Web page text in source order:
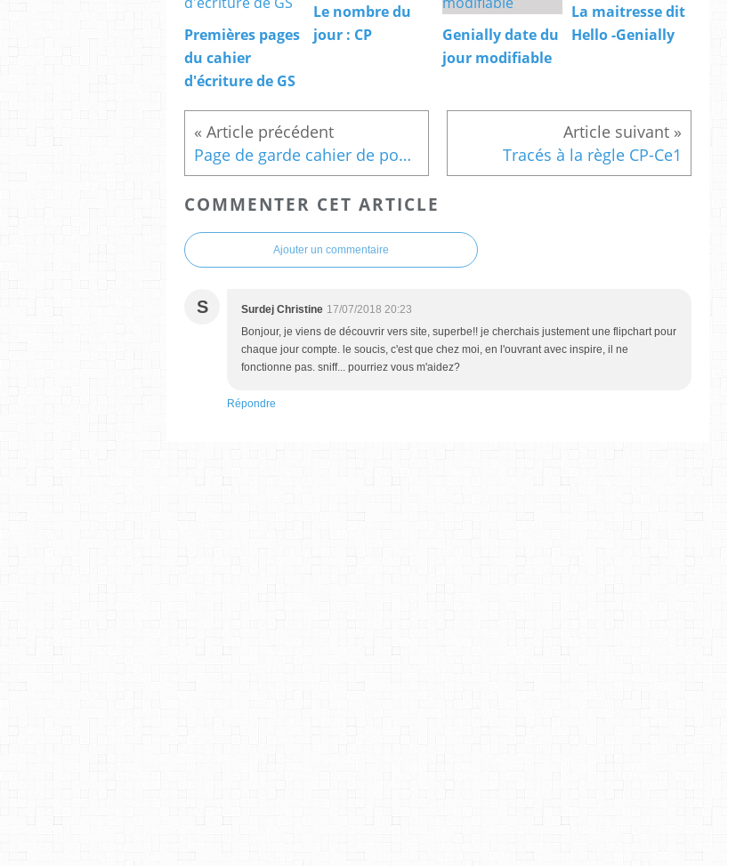
Premières pages
du cahier
d'écriture de GS
Le nombre du
jour : CP
Genially date du
jour modifiable
La maitresse dit
Hello -Genially
Page de garde cahier de poésie CP - Ce1 Tracés à la règle CP-Ce1
COMMENTER CET ARTICLE
Ajouter un commentaire
S Surdej Christine 17/07/2018 20:23
Bonjour, je viens de découvrir vers site, superbe!! je cherchais justement une flipchart pour
chaque jour compte. le soucis, c'est que chez moi, en l'ouvrant avec inspire, il ne
fonctionne pas. sniff... pourriez vous m'aidez?
Répondre